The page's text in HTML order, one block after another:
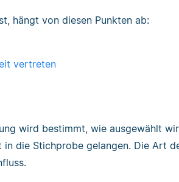
hängt von diesen Punkten ab:
vertreten
wird bestimmt, wie ausgewählt
in die Stichprobe gelangen. Die Art